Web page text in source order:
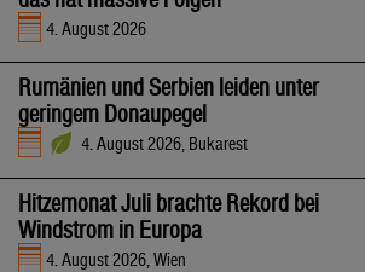
4. August 2026
Rumänien und Serbien leiden unter
geringem Donaupegel
4. August 2026, Bukarest
Hitzemonat Juli brachte Rekord bei
Windstrom in Europa
4. August 2026, Wien